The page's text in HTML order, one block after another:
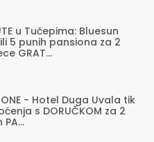
u Tučepima: Bluesun
5 punih pansiona za 2
GRAT...
- Hotel Duga Uvala tik
s DORUČKOM za 2